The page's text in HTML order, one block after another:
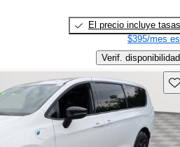
El precio incluye tasas
$395/mes
Verif. disponibilidad